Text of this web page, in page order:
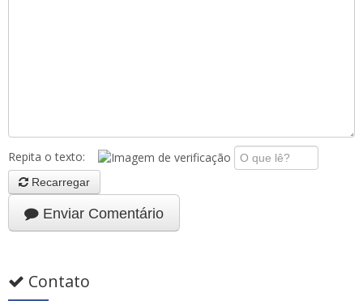
Repita o texto:
Recarregar
Enviar Comentário
Contato